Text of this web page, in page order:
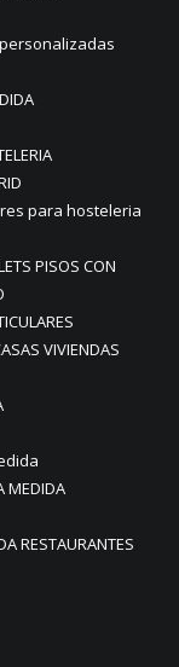
para hosteleria
PISOS CON
VIVIENDAS
MEDIDA
RESTAURANTES